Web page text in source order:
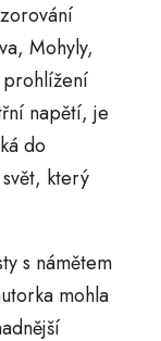
Mohyly,
prohlížení
napětí, je
do
který
s námětem
mohla